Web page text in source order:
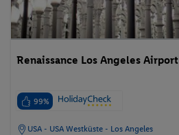
Renaissance Los Angeles Airport
99%
USA - USA Westküste - Los Angeles